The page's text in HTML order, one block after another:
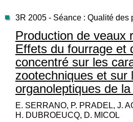
3R 2005 - Séance : Qualité des
Production de veaux
Effets du fourrage et
concentré sur les
zootechniques et sur
organoleptiques de
E. SERRANO, P. PRADEL, J.
H. DUBROEUCQ, D. MICOL